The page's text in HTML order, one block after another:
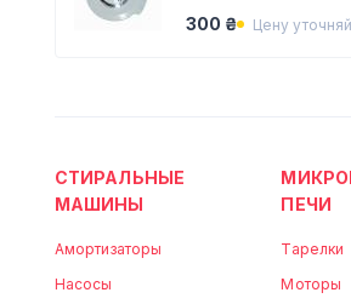
300 ₴
Цену
СТИРАЛЬНЫЕ
МАШИНЫ
Амортизаторы
Насосы
ПЕЧИ
Тарелки
Моторы